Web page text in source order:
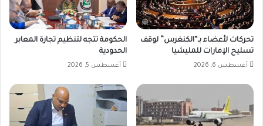
تحركات لأعضاء بـ“الكنغرس” لوقف
تسليح الإمارات للمليشيا
أغسطس 6, 2026
الحكومة تتجه لتنظيم تجارة المعابر
الحدودية
أغسطس 5, 2026